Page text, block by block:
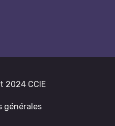
2024 CCIE
générales